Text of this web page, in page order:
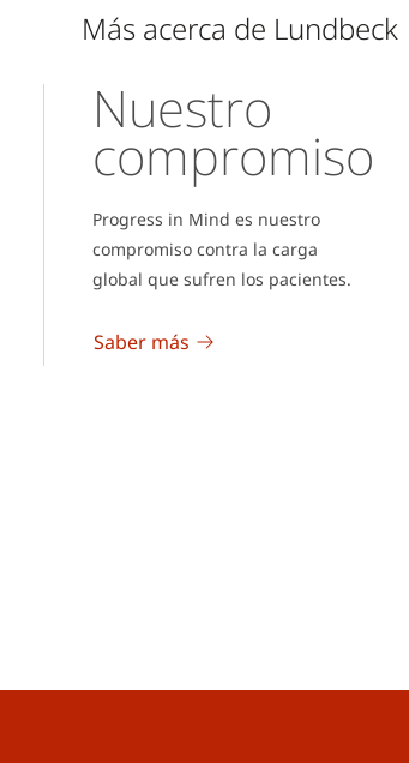
Más acerca de Lundbeck
Nuestro
compromiso
Progress in Mind es nuestro
compromiso contra la carga
global que sufren los pacientes.
Saber más